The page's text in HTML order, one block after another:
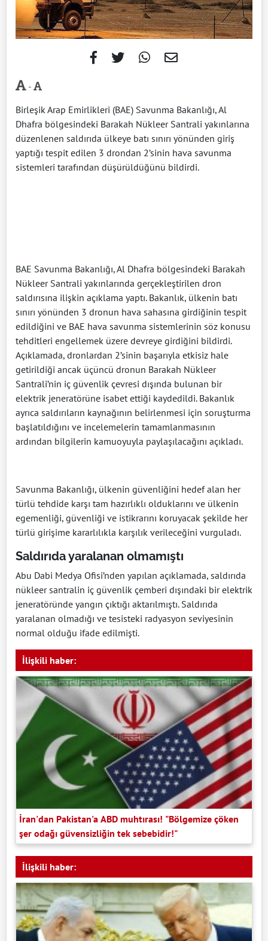
-
Birleşik Arap Emirlikleri (BAE) Savunma Bakanlığı, Al
Dhafra bölgesindeki Barakah Nükleer Santrali yakınlarına
düzenlenen saldırıda ülkeye batı sınırı yönünden giriş
yaptığı tespit edilen 3 drondan 2’sinin hava savunma
sistemleri tarafından düşürüldüğünü bildirdi.
BAE Savunma Bakanlığı, Al Dhafra bölgesindeki Barakah
Nükleer Santrali yakınlarında gerçekleştirilen dron
saldırısına ilişkin açıklama yaptı. Bakanlık, ülkenin batı
sınırı yönünden 3 dronun hava sahasına girdiğinin tespit
edildiğini ve BAE hava savunma sistemlerinin söz konusu
tehditleri engellemek üzere devreye girdiğini bildirdi.
Açıklamada, dronlardan 2’sinin başarıyla etkisiz hale
getirildiği ancak üçüncü dronun Barakah Nükleer
Santrali’nin iç güvenlik çevresi dışında bulunan bir
elektrik jeneratörüne isabet ettiği kaydedildi. Bakanlık
ayrıca saldırıların kaynağının belirlenmesi için soruşturma
başlatıldığını ve incelemelerin tamamlanmasının
ardından bilgilerin kamuoyuyla paylaşılacağını açıkladı.
Savunma Bakanlığı, ülkenin güvenliğini hedef alan her
türlü tehdide karşı tam hazırlıklı olduklarını ve ülkenin
egemenliği, güvenliği ve istikrarını koruyacak şekilde her
türlü girişime kararlılıkla karşılık verileceğini vurguladı.
Saldırıda yaralanan olmamıştı
Abu Dabi Medya Ofisi’nden yapılan açıklamada, saldırıda
nükleer santralin iç güvenlik çemberi dışındaki bir elektrik
jeneratöründe yangın çıktığı aktarılmıştı. Saldırıda
yaralanan olmadığı ve tesisteki radyasyon seviyesinin
normal olduğu ifade edilmişti.
İlişkili haber:
İran'dan Pakistan'a ABD muhtırası! "Bölgemize çöken
şer odağı güvensizliğin tek sebebidir!"
İlişkili haber: